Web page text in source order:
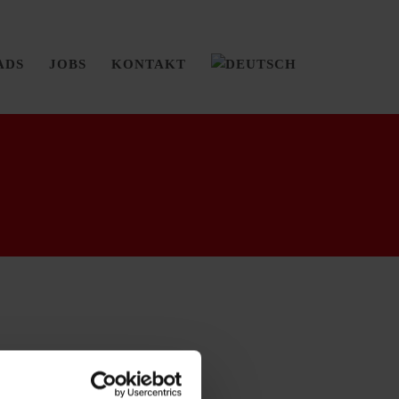
JOBS KONTAKT